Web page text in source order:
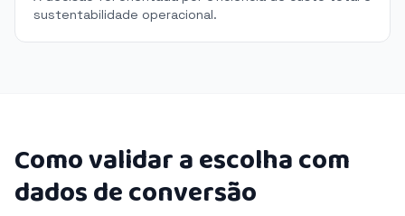
sustentabilidade operacional.
Como validar a escolha com
dados de conversão